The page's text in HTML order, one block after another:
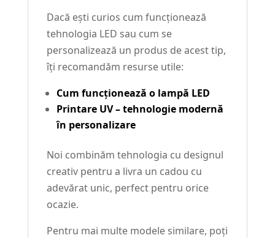
Dacă ești curios cum funcționează
tehnologia LED sau cum se
personalizează un produs de acest tip,
îți recomandăm resurse utile:
Cum funcționează o lampă LED
Printare UV – tehnologie modernă
în personalizare
Noi combinăm tehnologia cu designul
creativ pentru a livra un cadou cu
adevărat unic, perfect pentru orice
ocazie.
Pentru mai multe modele similare, poți